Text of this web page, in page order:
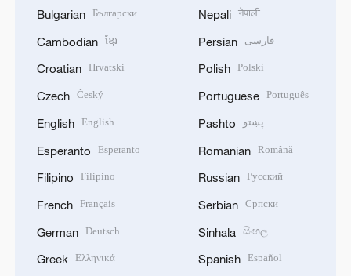
Bulgarian Български
Cambodian ខ្មែរ
Croatian Hrvatski
Czech Český
English English
Esperanto Esperanto
Filipino Filipino
French Français
German Deutsch
Greek Ελληνικά
Nepali नेपाली
Persian فارسی
Polish Polski
Portuguese Português
Pashto پښتو
Romanian Română
Russian Русский
Serbian Српски
Sinhala සිංහල
Spanish Español